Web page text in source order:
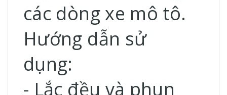
các dòng xe mô tô.
Hướng dẫn sử
dụng:
- Lắc đều và phun